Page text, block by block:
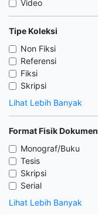
Video
Tipe Koleksi
Non Fiksi
Referensi
Fiksi
Skripsi
Lihat Lebih Banyak
Format Fisik Dokumen
Monograf/Buku
Tesis
Skripsi
Serial
Lihat Lebih Banyak